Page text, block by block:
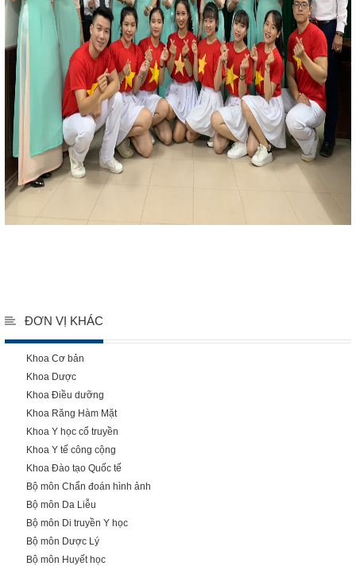
ĐƠN VỊ KHÁC
Khoa Cơ bản
Khoa Dược
Khoa Điều dưỡng
Khoa Răng Hàm Mặt
Khoa Y học cổ truyền
Khoa Y tế công cộng
Khoa Đào tạo Quốc tế
Bộ môn Chẩn đoán hình ảnh
Bộ môn Da Liễu
Bộ môn Di truyền Y học
Bộ môn Dược Lý
Bộ môn Huyết học